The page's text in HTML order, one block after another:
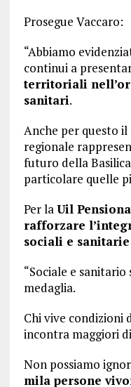
Prosegue Vaccaro:
“Abbiamo
continui a
territoriali
sanitari.
Anche per questo
regionale
futuro della
particolare quelle
Per laUil
rafforzare
sociali e
“Sociale e
medaglia.
Chi vive condizioni
incontra maggiori
Non possiamo
mila persone